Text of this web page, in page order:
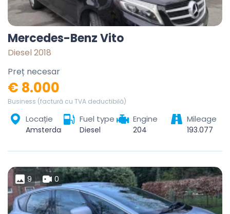
Mercedes-Benz Vito
Diesel 2018
Preț necesar
€ 8.000
Business (factură cu TVA deductibilă)
Locație Fuel type
Diesel
Engine
204
Mileage
193.077
9 0